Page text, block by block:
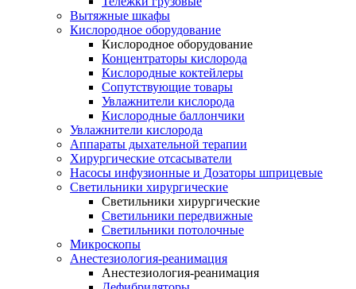
Вытяжные шкафы
Кислородное оборудование
Кислородное оборудование
Концентраторы кислорода
Кислородные коктейлеры
Сопутствующие товары
Увлажнители кислорода
Кислородные баллончики
Увлажнители кислорода
Аппараты дыхательной терапии
Хирургические отсасыватели
Насосы инфузионные и Дозаторы шприцевые
Светильники хирургические
Светильники хирургические
Светильники передвижные
Светильники потолочные
Микроскопы
Анестезиология-реанимация
Анестезиология-реанимация